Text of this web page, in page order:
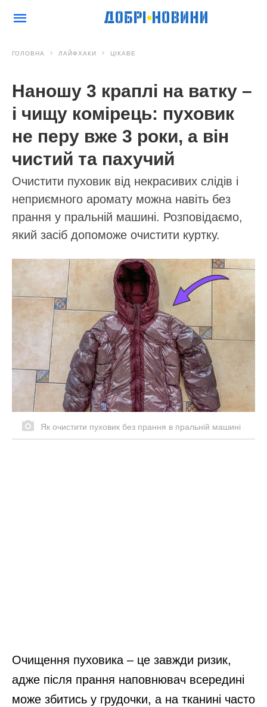
ГОЛОВНА ЛАЙФХАКИ ЦІКАВЕ
Наношу 3 краплі на ватку –
і чищу комірець: пуховик
не перу вже 3 роки, а він
чистий та пахучий
Очистити пуховик від некрасивих слідів і
неприємного аромату можна навіть без
прання у пральній машині. Розповідаємо,
який засіб допоможе очистити куртку.
Як очистити пуховик без прання в пральній машині
Очищення пуховика – це завжди ризик,
адже після прання наповнювач всередині
може збитись у грудочки, а на тканині часто